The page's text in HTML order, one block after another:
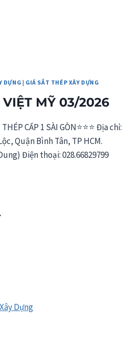
DỰNG | GIÁ SẮT THÉP XÂY DỰNG
MỸ 03/2026
CẤP 1 SÀI GÒN⭐⭐⭐ Địa chỉ:
Quận Bình Tân, TP HCM.
Điện thoại: 028.66829799
Dựng